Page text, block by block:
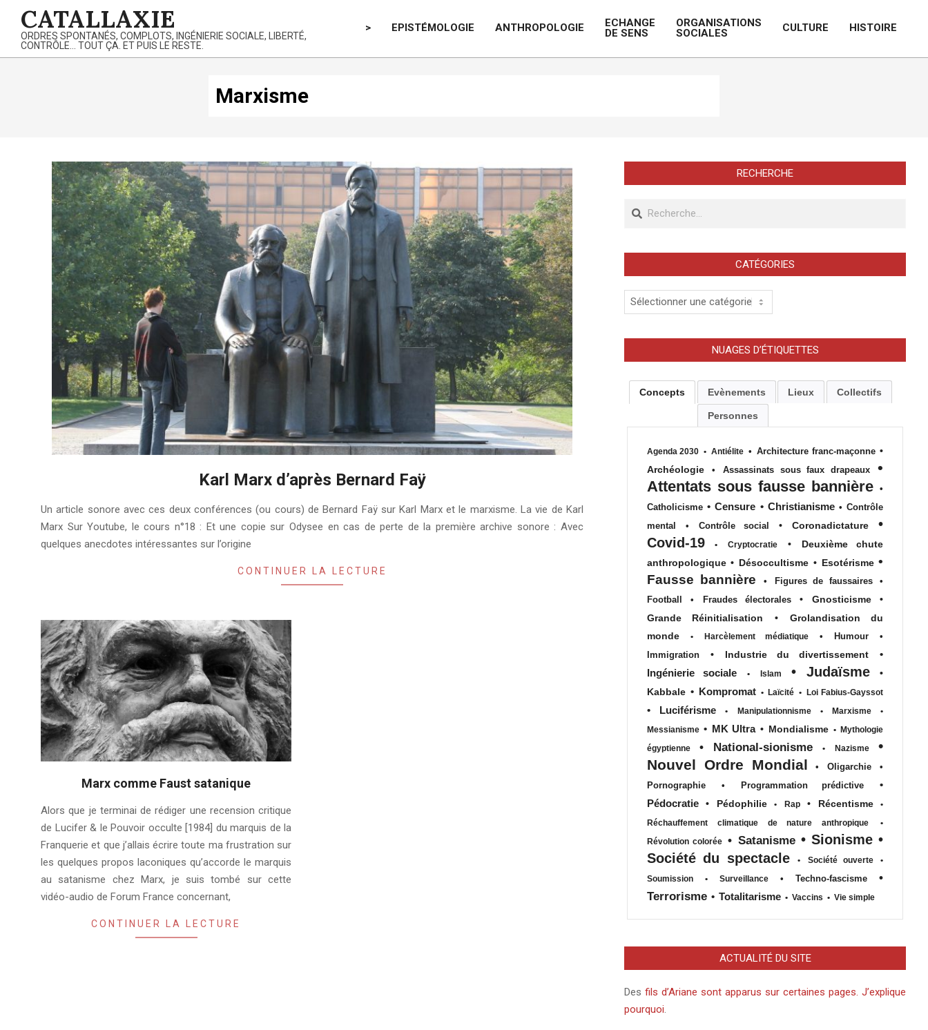
content
CATALLAXIE
ORDRES SPONTANÉS, COMPLOTS, INGÉNIERIE SOCIALE, LIBERTÉ,
CONTRÔLE… TOUT ÇA. ET PUIS LE RESTE.
> EPISTÉMOLOGIE ANTHROPOLOGIE
ECHANGE
DE SENS
ORGANISATIONS
SOCIALES
CULTURE HISTOIRE
Marxisme
Karl Marx d’après Bernard Faÿ
01-
04
Un article sonore avec ces deux conférences (ou cours) de Bernard Faÿ sur Karl Marx et le marxisme. La vie de Karl
Marx Sur Youtube, le cours n°18 : Et une copie sur Odysee en cas de perte de la première archive sonore : Avec
quelques anecdotes intéressantes sur l’origine
CONTINUER LA LECTURE
Marx comme Faust satanique
11-
13
Alors que je terminai de rédiger une recension critique
de Lucifer & le Pouvoir occulte [1984] du marquis de la
Franquerie et que j’allais écrire toute ma frustration sur
les quelques propos laconiques qu’accorde le marquis
au satanisme chez Marx, je suis tombé sur cette
vidéo-audio de Forum France concernant,
CONTINUER LA LECTURE
RECHERCHE
Recherche
CATÉGORIES
Catégories
NUAGES D’ÉTIQUETTES
Concepts Evènements Lieux Collectifs
Personnes
Agenda 2030 • Antiélite • Architecture franc-maçonne •
Archéologie
• Assassinats sous faux drapeaux
•
Attentats sous fausse bannière
•
Catholicisme • Censure • Christianisme • Contrôle
mental
• Contrôle social • Coronadictature
•
Covid-19
• Cryptocratie •
Deuxième chute
anthropologique • Désoccultisme • Esotérisme •
Fausse bannière
• Figures de faussaires
•
Football
• Fraudes électorales • Gnosticisme
•
Grande Réinitialisation
•
Grolandisation du
monde
• Harcèlement médiatique • Humour
•
Immigration
• Industrie du divertissement
•
Ingénierie sociale
• Islam • Judaïsme
•
Kabbale • Kompromat • Laïcité • Loi Fabius-Gayssot
• Luciférisme • Manipulationnisme • Marxisme
•
Messianisme • MK Ultra • Mondialisme • Mythologie
égyptienne
• National-sionisme • Nazisme
•
Nouvel Ordre Mondial
• Oligarchie
•
Pornographie
• Programmation prédictive
•
Pédocratie
• Pédophilie • Rap • Récentisme
•
Réchauffement climatique de nature anthropique
•
Révolution colorée • Satanisme • Sionisme •
Société du spectacle
• Société ouverte
•
Soumission
• Surveillance • Techno-fascisme
•
Terrorisme • Totalitarisme • Vaccins • Vie simple
ACTUALITÉ DU SITE
Des fils d’Ariane sont apparus sur certaines pages. J’explique
pourquoi.